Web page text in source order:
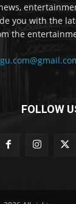
you with the
the
FOLLOW